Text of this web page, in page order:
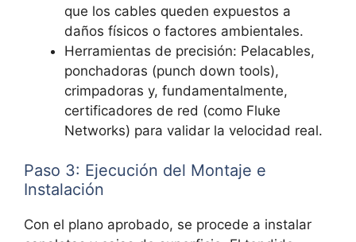
que los cables queden expuestos a
daños físicos o factores ambientales.
Herramientas de precisión: Pelacables,
ponchadoras (punch down tools),
crimpadoras y, fundamentalmente,
certificadores de red (como Fluke
Networks) para validar la velocidad real.
Paso 3: Ejecución del Montaje e
Instalación
Con el plano aprobado, se procede a instalar